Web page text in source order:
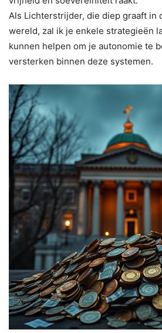
Als Lichterstrijder, die diep graaft in
wereld, zal ik je enkele strategieën
kunnen helpen om je autonomie te
versterken binnen deze systemen.